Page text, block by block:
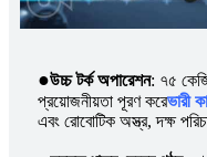
●উচ্চ টর্ক অপারেশন: ৭৫
প্রয়োজনীয়তা পূরণ করেভারী
এবং রোবোটিক অস্ত্র, দক্ষ